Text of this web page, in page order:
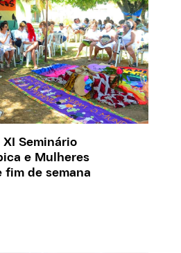
XI Seminário
e Mulheres
fim de semana